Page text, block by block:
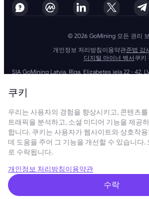
© 2026 GoMining 모든 권리
개인정보 처리방침 이용약관준법 감
디지털 마이너 백서 쿠키
SIA GoMining Latvia, Rīga, Elizabetes iela 22 - 42,
GoMining (BVI) Limited, Trinity Chambers, PO Box
Tortola, British Virgin Islands, BVI company number:
Islands VG 1110
GoMining (British Virgin Islands) Limited, SIA
BVI LIMITED는 모든 해당 법률 및 규정을 완전히 준
금 조달 및 확산 금융 방지에 전념합니다. 당사는 모
및 테러 자금 조달 의무뿐만 아니라 확산 금융 방지
여 운영 및 서비스의 무결성과 보안을 유지하는 최고
GoMining (Cyprus) Limited, a company,
existing under the laws of Cyprus with
having its registered address at 28 Oktovriou, 339,
TOWER, 3rd floor, Flat/Office 305, 3106, Limassol,
쿠키
우리는 사용자의 경험을 향상시키고, 콘텐츠
트래픽을 분석하고, 소셜 미디어 기능을 제공
합니다. 쿠키는 사용자가 웹사이트와 상호작
데 도움을 주어 그 기능을 개선할 수 있습니다.
로 수락됩니다.
개인정보 처리방침이용약관
수락